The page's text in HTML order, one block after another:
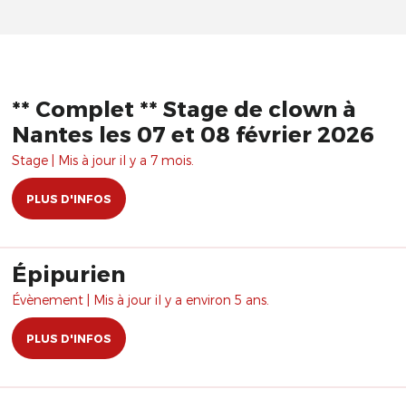
** Complet ** Stage de clown à
Nantes les 07 et 08 février 2026
Stage | Mis à jour il y a 7 mois.
PLUS D'INFOS
Épipurien
Évènement | Mis à jour il y a environ 5 ans.
PLUS D'INFOS